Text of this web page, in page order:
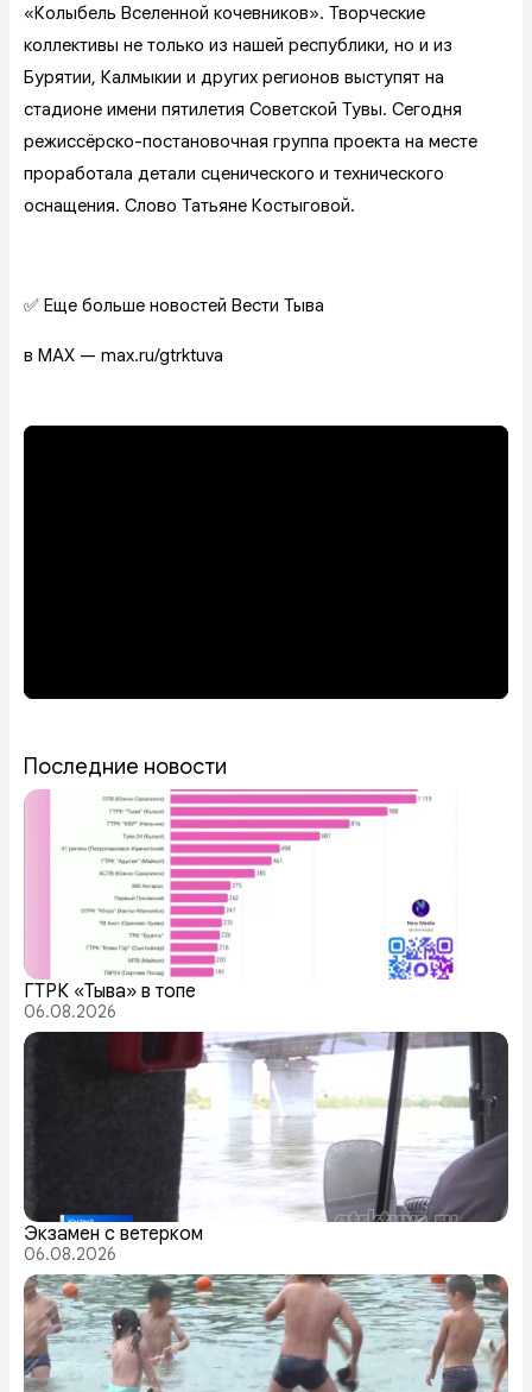
«Колыбель Вселенной кочевников». Творческие
коллективы не только из нашей республики, но и из
Бурятии, Калмыкии и других регионов выступят на
стадионе имени пятилетия Советской Тувы. Сегодня
режиссёрско-постановочная группа проекта на месте
проработала детали сценического и технического
оснащения. Слово Татьяне Костыговой.
✅ Еще больше новостей Вести Тыва
в MAX — max.ru/gtrktuva
Последние новости
ГТРК «Тыва» в топе
06.08.2026
Экзамен с ветерком
06.08.2026